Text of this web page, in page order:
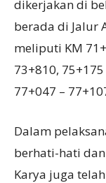
dikerjakan di
berada di Jalur
meliputi KM
73+810,
77+047 –
Dalam
berhati-hati
Karya juga